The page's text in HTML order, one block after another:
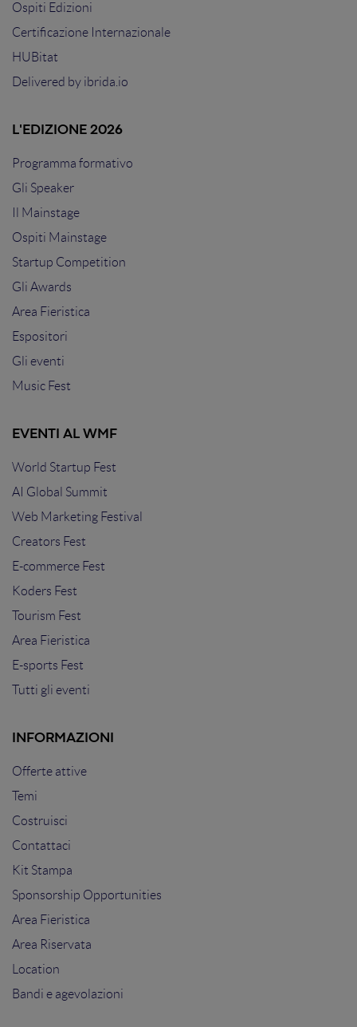
Ospiti Edizioni
Certificazione Internazionale
HUBitat
Delivered by ibrida.io
L'EDIZIONE 2026
Programma formativo
Gli Speaker
Il Mainstage
Ospiti Mainstage
Startup Competition
Gli Awards
Area Fieristica
Espositori
Gli eventi
Music Fest
EVENTI AL WMF
World Startup Fest
AI Global Summit
Web Marketing Festival
Creators Fest
E-commerce Fest
Koders Fest
Tourism Fest
Area Fieristica
E-sports Fest
Tutti gli eventi
INFORMAZIONI
Offerte attive
Temi
Costruisci
Contattaci
Kit Stampa
Sponsorship Opportunities
Area Fieristica
Area Riservata
Location
Bandi e agevolazioni